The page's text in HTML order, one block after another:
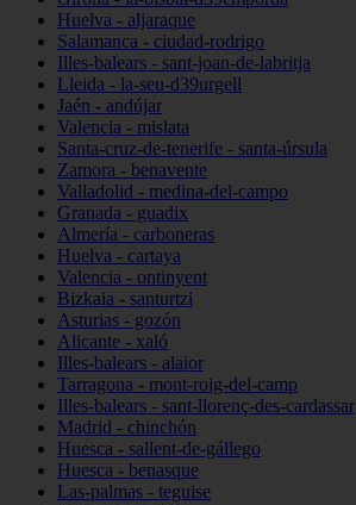
Huelva - aljaraque
Salamanca - ciudad-rodrigo
Illes-balears - sant-joan-de-labritja
Lleida - la-seu-d39urgell
Jaén - andújar
Valencia - mislata
Santa-cruz-de-tenerife - santa-úrsula
Zamora - benavente
Valladolid - medina-del-campo
Granada - guadix
Almería - carboneras
Huelva - cartaya
Valencia - ontinyent
Bizkaia - santurtzi
Asturias - gozón
Alicante - xaló
Illes-balears - alaior
Tarragona - mont-roig-del-camp
Illes-balears - sant-llorenç-des-cardassar
Madrid - chinchón
Huesca - sallent-de-gállego
Huesca - benasque
Las-palmas - teguise